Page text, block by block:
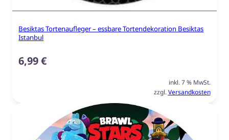
Besiktas Tortenaufleger – essbare Tortendekoration Besiktas
Istanbul
6,99€
inkl. 7 % MwSt.
zzgl.Versandkosten